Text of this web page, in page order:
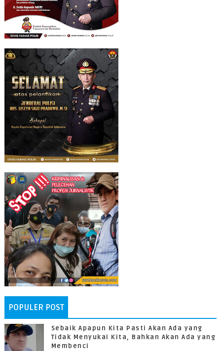
POPULER POST
Sebaik Apapun Kita Pasti Akan Ada yang
Tidak Menyukai Kita, Bahkan Akan Ada yang
Membenci